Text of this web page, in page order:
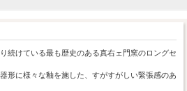
続けている最も歴史のある真右ェ門窯のロングセ
形に様々な釉を施した、すがすがしい緊張感のあ